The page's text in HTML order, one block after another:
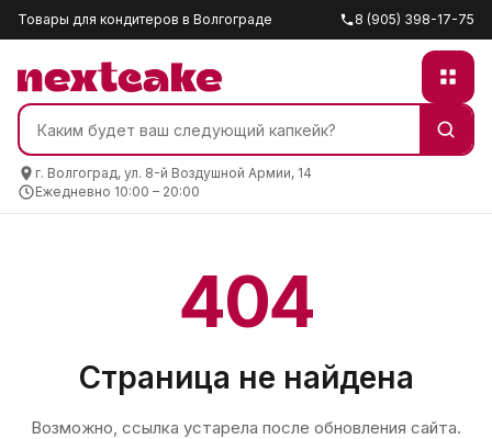
Товары для кондитеров в Волгограде 8 (905) 398-17-75
г. Волгоград, ул. 8-й Воздушной Армии, 14
Ежедневно 10:00 – 20:00
404
Страница не найдена
Возможно, ссылка устарела после обновления сайта.